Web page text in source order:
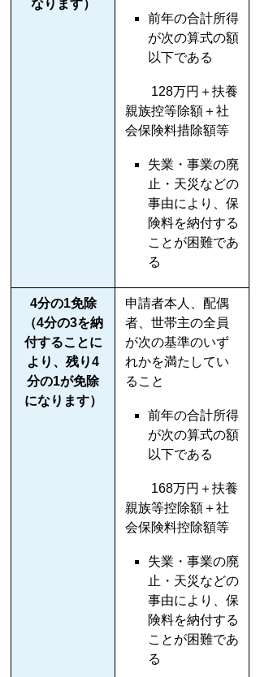
なります）
前年の合計所得
が次の算式の額
以下である
128万円＋扶養
親族控等除額＋社
会保険料措除額等
失業・事業の廃
止・天災などの
事由により、保
険料を納付する
ことが困難であ
る
4分の1免除
（4分の3を納
付することに
より、残り4
分の1が免除
になります）
申請者本人、配偶
者、世帯主の全員
が次の基準のいず
れかを満たしてい
ること
前年の合計所得
が次の算式の額
以下である
168万円＋扶養
親族等控除額＋社
会保険料控除額等
失業・事業の廃
止・天災などの
事由により、保
険料を納付する
ことが困難であ
る